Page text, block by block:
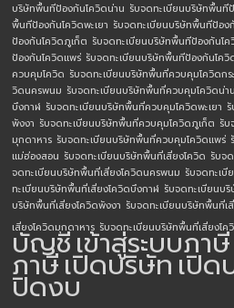
บริษัทพื้นทีป้องกันโควิดน่าน รับจดทะเบียนบริษัทพื้นที
พื้นทีป้องกันโควิดพะเยา รับจดทะเบียนบริษัทพื้นทีป้อง
ป้องกันโควิดภูเก็ต รับจดทะเบียนบริษัทพื้นทีป้องกันโ
ป้องกันโควิดแพร่ รับจดทะเบียนบริษัทพื้นทีป้องกันโค
ควบคุมโควิด รับจดทะเบียนบริษัทพื้นที่ควบคุมโควิดกร
วิดนครพนม รับจดทะเบียนบริษัทพื้นที่ควบคุมโควิดน่าน
บึงกาฬ รับจดทะเบียนบริษัทพื้นที่ควบคุมโควิดพะเยา
พังงา รับจดทะเบียนบริษัทพื้นที่ควบคุมโควิดภูเก็ต รั
มุกดาหาร รับจดทะเบียนบริษัทพื้นที่ควบคุมโควิดแพร่
แม่ฮ่องสอน รับจดทะเบียนบริษัทพื้นที่เสี่ยงโควิด รับจ
จดทะเบียนบริษัทพื้นที่เสี่ยงโควิดนครพนม รับจดทะเบี
ทะเบียนบริษัทพื้นที่เสี่ยงโควิดบึงกาฬ รับจดทะเบียนบ
บริษัทพื้นที่เสี่ยงโควิดพังงา รับจดทะเบียนบริษัทพื้นที่เ
เสี่ยงโควิดมุกดาหาร รับจดทะเบียนบริษัทพื้นที่เสี่ยงโค
บัญชีเข้าสู่ระบบภาษี
ภาษีเปิดบริษัทเปิด
ปิดงบ